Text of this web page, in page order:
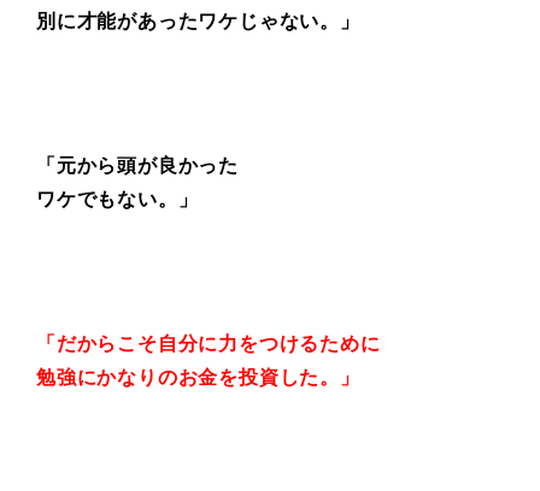
別に才能があったワケじゃない。」
「元から頭が良かった
ワケでもない。」
「だからこそ自分に力をつけるために
勉強にかなりのお金を投資した。」